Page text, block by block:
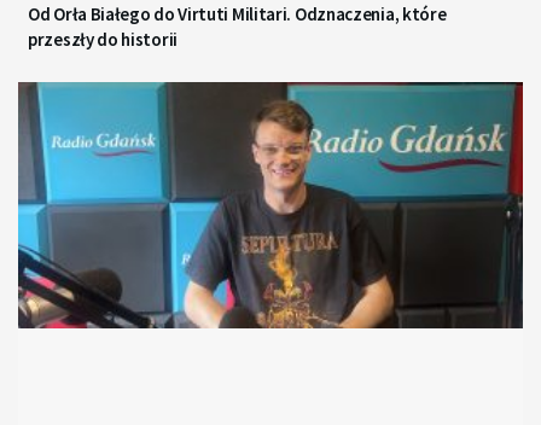
Od Orła Białego do Virtuti Militari. Odznaczenia, które
przeszły do historii